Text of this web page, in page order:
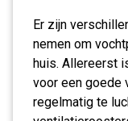
Er zijn
nemen om
huis. Allereerst
voor een goede
regelmatig te